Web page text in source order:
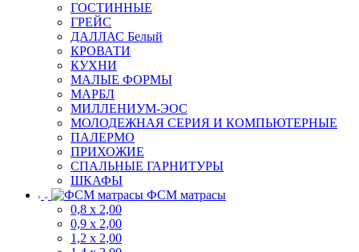
ГОСТИННЫЕ
ГРЕЙС
ДАЛЛАС Белый
КРОВАТИ
КУХНИ
МАЛЫЕ ФОРМЫ
МАРБЛ
МИЛЛЕНИУМ-ЭОС
МОЛОДЕЖНАЯ СЕРИЯ И КОМПЬЮТЕРНЫЕ
ПАЛЕРМО
ПРИХОЖИЕ
СПАЛЬНЫЕ ГАРНИТУРЫ
ШКАФЫ
ФСМ матрасы
0,8 х 2,00
0,9 х 2,00
1,2 х 2,00